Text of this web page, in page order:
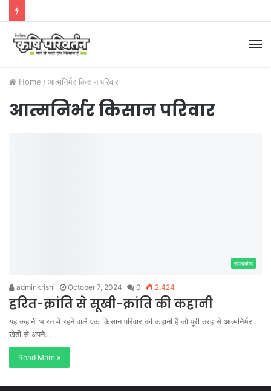
Home / आत्मनिर्भर किसान परिवार
आत्मनिर्भर किसान परिवार
संपादकीय
adminkrishi October 7, 2024 0 2,424
हरित-क्रांति से सूखी-क्रांति की कहानी
यह कहानी भारत में रहने वाले एक किसान परिवार की कहानी है जो पूरी तरह से आत्मनिर्भर
खेती से अपने…
Read More »